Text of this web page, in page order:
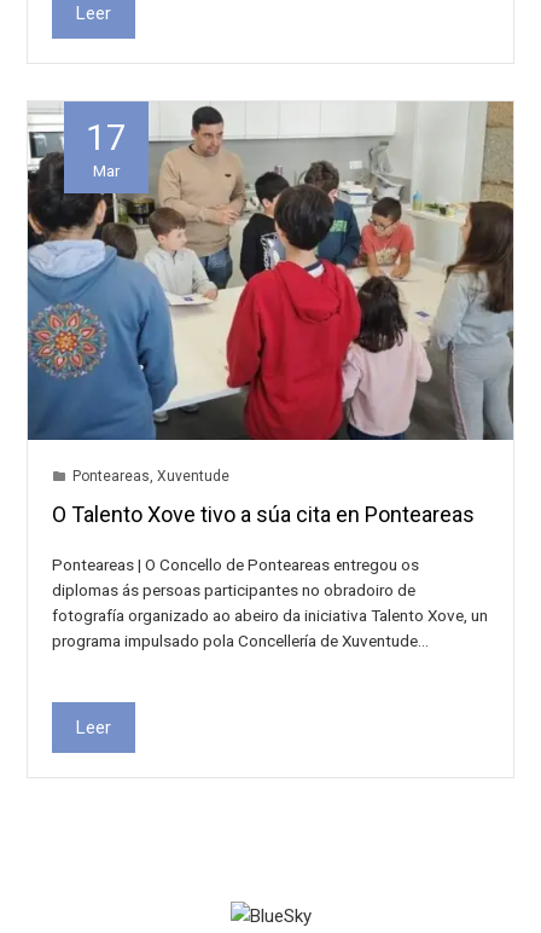
Leer
17
Mar
Ponteareas,Xuventude
O Talento Xove tivo a súa cita en Ponteareas
Ponteareas | O Concello de Ponteareas entregou os
diplomas ás persoas participantes no obradoiro de
fotografía organizado ao abeiro da iniciativa Talento Xove, un
programa impulsado pola Concellería de Xuventude…
Leer